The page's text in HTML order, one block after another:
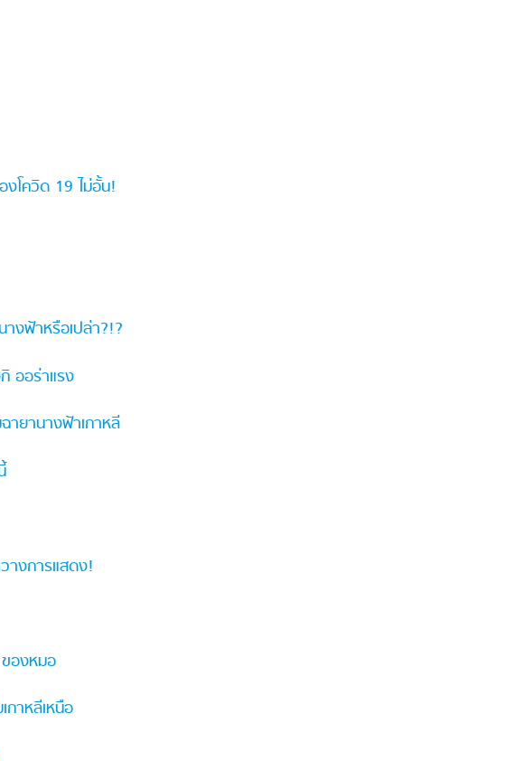
โควิด 19 ไม่อั้น!
างฟ้าหรือเปล่า?!?
ออร่าแรง
ายานางฟ้าเกาหลี
างการแสดง!
องหมอ
าหลีเหนือ